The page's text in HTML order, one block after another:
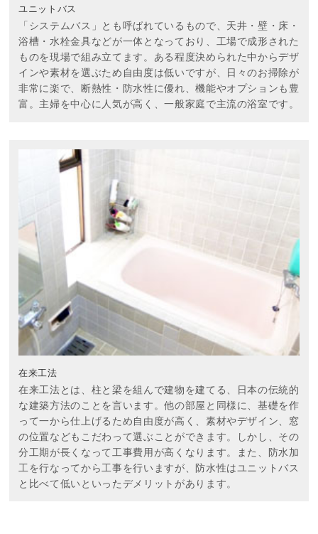
ユニットバス
「システムバス」とも呼ばれているもので、天井・壁・床・
浴槽・水栓金具などが一体となっており、工場で成形された
ものを現場で組み立てます。ある程度決められた中からデザ
インや素材を選ぶため自由度は低いですが、日々のお掃除が
非常に楽で、断熱性・防水性に優れ、機能やオプションも豊
富。主婦を中心に人気が高く、一般家庭で主流の浴室です。
在来工法
在来工法とは、柱と梁を組んで建物を建てる、日本の伝統的
な建築方法のことを言います。他の部屋と同様に、基礎を作
って一から仕上げるため自由度が高く、素材やデザイン、窓
の位置などもこだわって選ぶことができます。しかし、その
分工期が長くなって工事費用が高くなります。また、防水加
工を行なってから工事を行いますが、防水性はユニットバス
と比べて低いといったデメリットがあります。